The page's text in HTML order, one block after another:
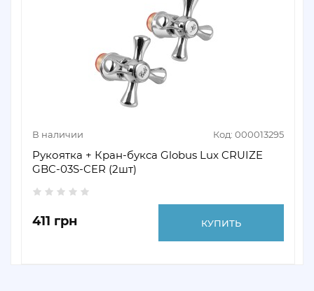
В наличии Код: 000013295
Рукоятка + Кран-букса Globus Lux CRUIZE
GBC-03S-CER (2шт)
411 грн КУПИТЬ